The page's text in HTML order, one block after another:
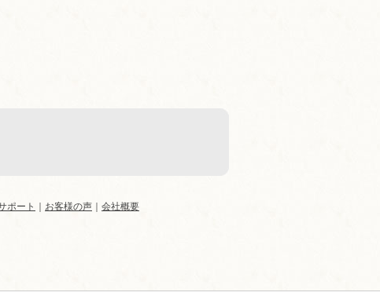
ポート お客様の声
会社概要